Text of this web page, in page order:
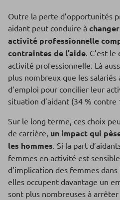
Outre la perte d’opportunités
aidant peut conduire à
activité professionnelle
contraintes de l’aide. C’est
activité professionnelle. Là
plus nombreux que les salariés
d’emploi pour concilier leur
situation d’aidant (34 % contre
Sur le long terme, ces choix
de carrière, un impact qui
les hommes. Si la part
femmes en activité est
d’implication des femmes
elles occupent davantage un
sont plus nombreuses à